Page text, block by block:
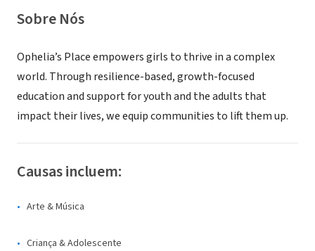
Sobre Nós
Ophelia’s Place empowers girls to thrive in a complex
world. Through resilience-based, growth-focused
education and support for youth and the adults that
impact their lives, we equip communities to lift them up.
Causas incluem:
Arte & Música
Criança & Adolescente